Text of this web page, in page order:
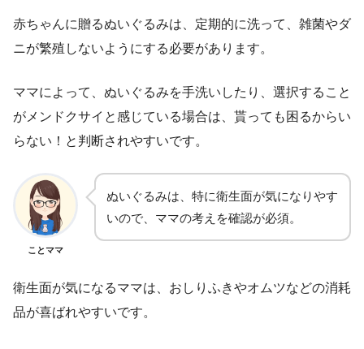
赤ちゃんに贈るぬいぐるみは、定期的に洗って、雑菌やダ
ニが繁殖しないようにする必要があります。
ママによって、ぬいぐるみを手洗いしたり、選択すること
がメンドクサイと感じている場合は、貰っても困るからい
らない！と判断されやすいです。
ことママ
ぬいぐるみは、特に衛生面が気になりやす
いので、ママの考えを確認が必須。
衛生面が気になるママは、おしりふきやオムツなどの消耗
品が喜ばれやすいです。